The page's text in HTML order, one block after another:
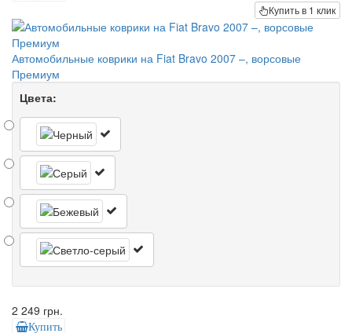
Купить в 1 клик
Автомобильные коврики на Fiat Bravo 2007 –, ворсовые
Премиум
Цвета:
2 249 грн.
Купить